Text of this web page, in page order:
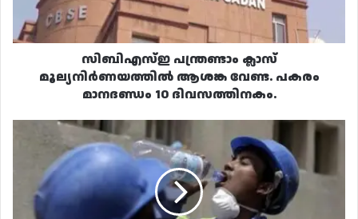
പകരം
മാനദണ്ഡം
10
ദിവസത്തിനകം.സിബിഎസ്ഇ പന്ത്രണ്ടാം ക്ലാസ്
മൂല്യനിർണയത്തിൽ ആശങ്ക വേണ്ട. പകരം
മാനദണ്ഡം 10 ദിവസത്തിനകം.
വേനൽചൂടിൽ
തൊഴിലാളികൾക്ക്
അനുവദിക്കുന്ന
നിയമം
ലംഘിച്ചു.